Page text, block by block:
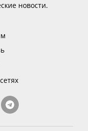
новости.